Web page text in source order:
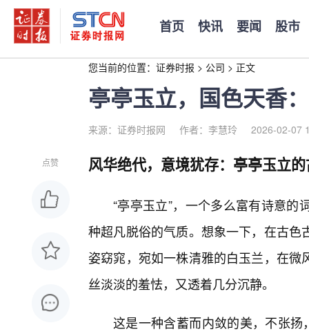
首页 快讯 要闻 股市
您当前的位置： 证券时报 > 公司 > 正文
亭亭玉立，国色天香
来源：证券时报网 作者：李慧玲 2026-02-07
点赞 风华绝代，意境犹存：亭亭玉立
“亭亭玉立”，一个多么富有诗意
种超凡脱俗的气质。想象一下，在古
姿窈窕，宛如一株清雅的白玉兰，在
丝淡淡的羞怯，又透着几分沉静。
这是一种含蓄而内敛的美，不张扬